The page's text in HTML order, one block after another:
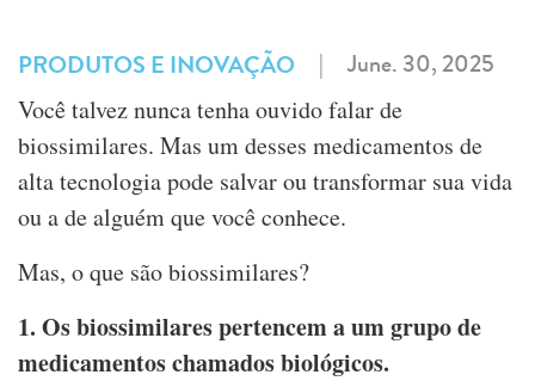
PRODUTOS E INOVAÇÃO | June. 30, 2025
Você talvez nunca tenha ouvido falar de
biossimilares. Mas um desses medicamentos de
alta tecnologia pode salvar ou transformar sua vida
ou a de alguém que você conhece.
Mas, o que são biossimilares?
1. Os biossimilares pertencem a um grupo de
medicamentos chamados biológicos.